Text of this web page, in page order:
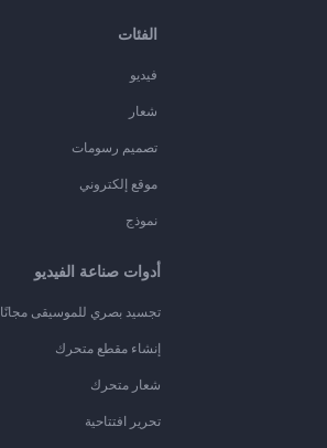
الفئات
فيديو
شعار
تصميم رسومات
موقع إلكتروني
نموذج
أدوات صناعة الفيديو
تجسيد بصري للموسيقى مجانًا
إنشاء مقطع متحرك
شعار متحرك
تحرير افتتاحية